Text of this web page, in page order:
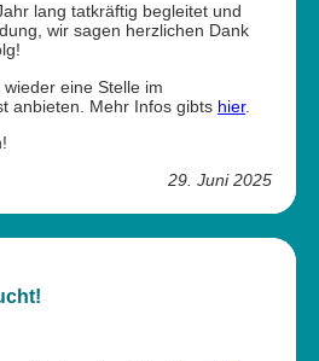
lang tatkräftig begleitet und
wir sagen herzlichen Dank
eine Stelle im
anbieten. Mehr Infos gibts hier.
29. Juni 2025